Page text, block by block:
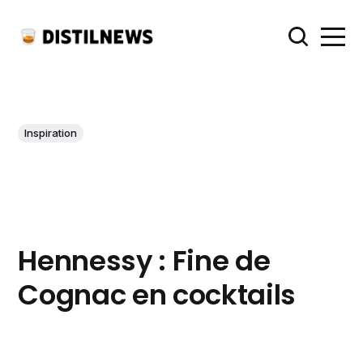
Inspiration
Hennessy : Fine de
Cognac en cocktails